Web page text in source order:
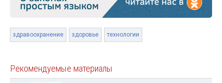
здравоохранение здоровье технологии
Рекомендуемые материалы